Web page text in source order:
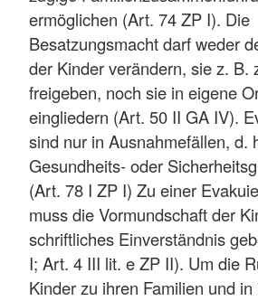
ermöglichen (Art. 74 ZP I). Die
Besatzungsmacht darf weder
der Kinder verändern, sie z. B.
freigeben, noch sie in eigene
eingliedern (Art. 50 II GA IV).
sind nur in Ausnahmefällen, d.
Gesundheits- oder
(Art. 78 I ZP I) Zu einer
muss die Vormundschaft der
schriftliches Einverständnis
I; Art. 4 III lit. e ZP II). Um die
Kinder zu ihren Familien und